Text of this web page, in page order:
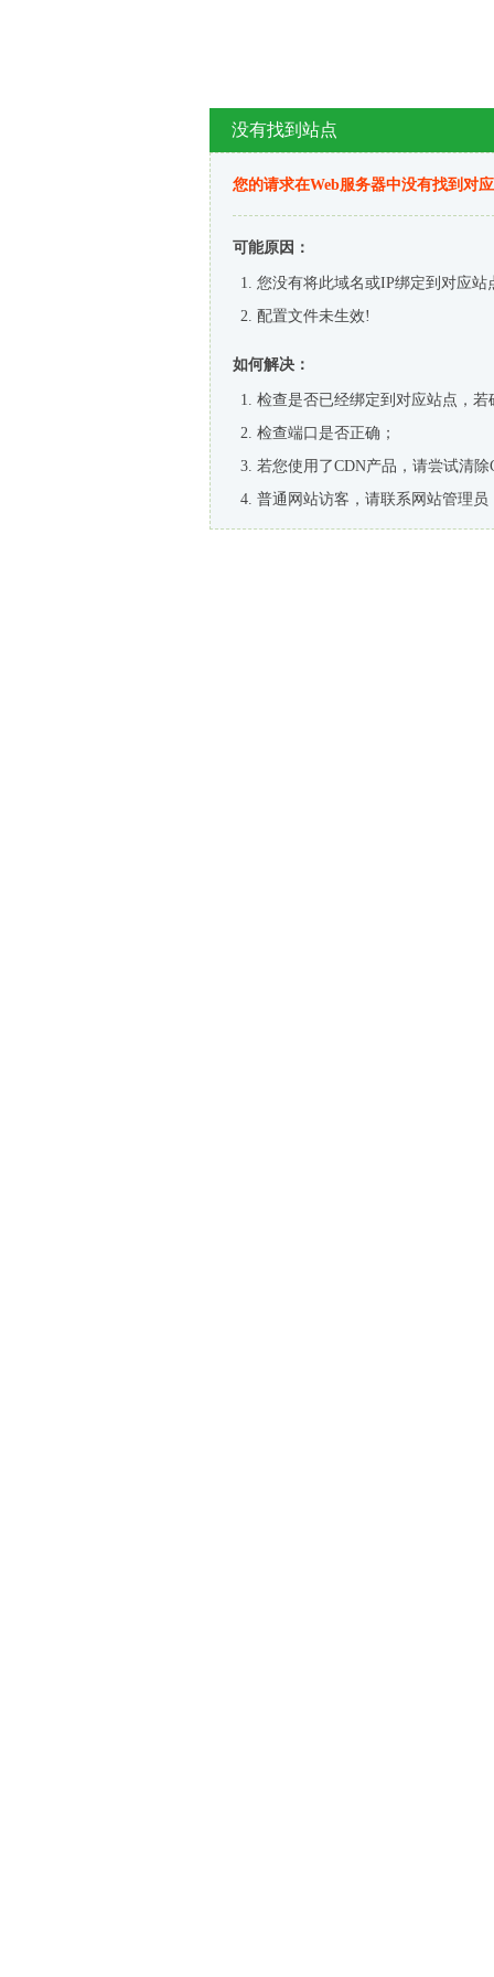
没有找到站点
您的请求在Web服务器中没有找到对
可能原因：
您没有将此域名或IP绑定到对应站
配置文件未生效!
如何解决：
检查是否已经绑定到对应站点，
检查端口是否正确；
若您使用了CDN产品，请尝试清除
普通网站访客，请联系网站管理员